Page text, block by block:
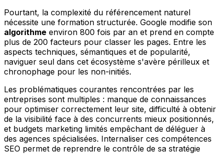
Pourtant, la complexité du référencement naturel
nécessite une formation structurée. Google modifie son
algorithme environ 800 fois par an et prend en compte
plus de 200 facteurs pour classer les pages. Entre les
aspects techniques, sémantiques et de popularité,
naviguer seul dans cet écosystème s'avère périlleux et
chronophage pour les non-initiés.
Les problématiques courantes rencontrées par les
entreprises sont multiples : manque de connaissances
pour optimiser correctement leur site, difficulté à obtenir
de la visibilité face à des concurrents mieux positionnés,
et budgets marketing limités empêchant de déléguer à
des agences spécialisées. Internaliser ces compétences
SEO permet de reprendre le contrôle de sa stratégie